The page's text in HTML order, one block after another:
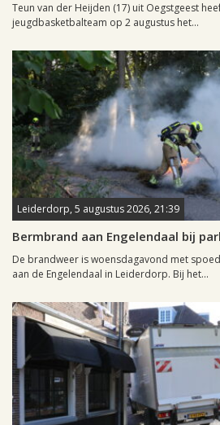
Teun van der Heijden (17) uit Oegstgeest
jeugdbasketbalteam op 2 augustus het...
Leiderdorp, 5 augustus 2026, 21:39
Bermbrand aan Engelendaal bij
De brandweer is woensdagavond met
aan de Engelendaal in Leiderdorp. Bij het...